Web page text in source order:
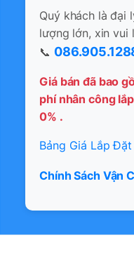
Quý khách là đại
lượng lớn, xin vui
📞
Giá bán đã bao
phí nhân công
0% .
Bảng Giá Lắp
Chính Sách Vận